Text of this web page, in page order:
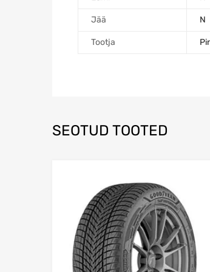
Jää N
Tootja
SEOTUD TOOTED